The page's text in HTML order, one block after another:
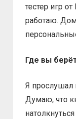
тестер игр
работаю.
Где вы
Я прослушал
Думаю, что